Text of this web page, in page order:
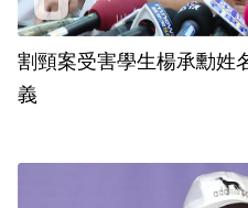
割頸案受害學生楊承勳姓
義